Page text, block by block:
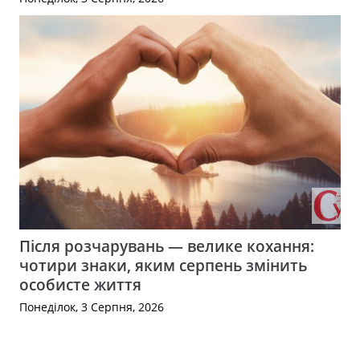
Після розчарувань — велике кохання:
чотири знаки, яким серпень змінить
особисте життя
Понеділок, 3 Серпня, 2026